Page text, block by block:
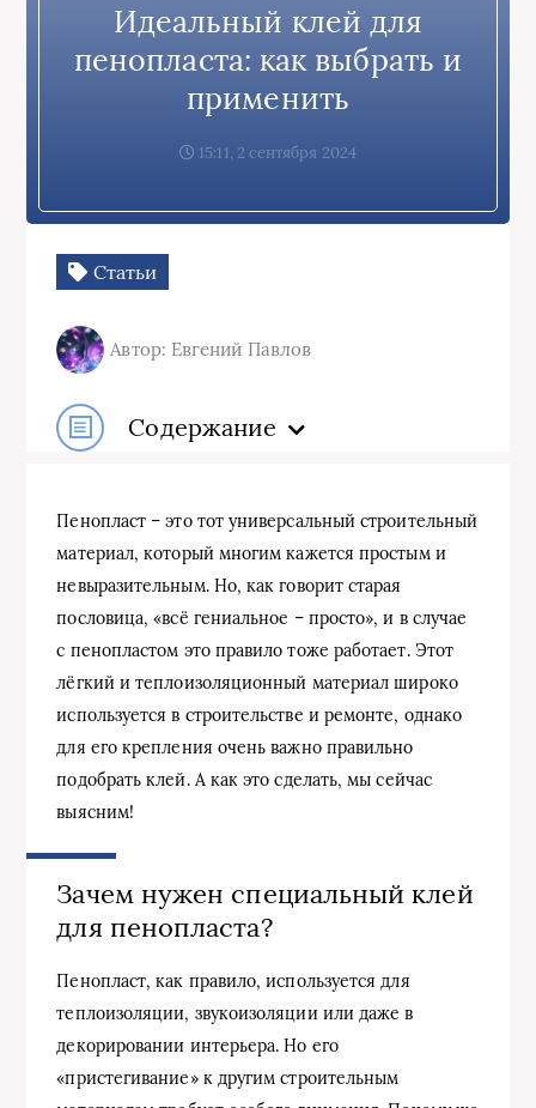
Идеальный клей для
пенопласта: как выбрать и
применить
15:11, 2 сентября 2024
Статьи
Автор: Евгений Павлов
Содержание
Пенопласт – это тот универсальный строительный
материал, который многим кажется простым и
невыразительным. Но, как говорит старая
пословица, «всё гениальное – просто», и в случае
с пенопластом это правило тоже работает. Этот
лёгкий и теплоизоляционный материал широко
используется в строительстве и ремонте, однако
для его крепления очень важно правильно
подобрать клей. А как это сделать, мы сейчас
выясним!
Зачем нужен специальный клей
для пенопласта?
Пенопласт, как правило, используется для
теплоизоляции, звукоизоляции или даже в
декорировании интерьера. Но его
«пристегивание» к другим строительным